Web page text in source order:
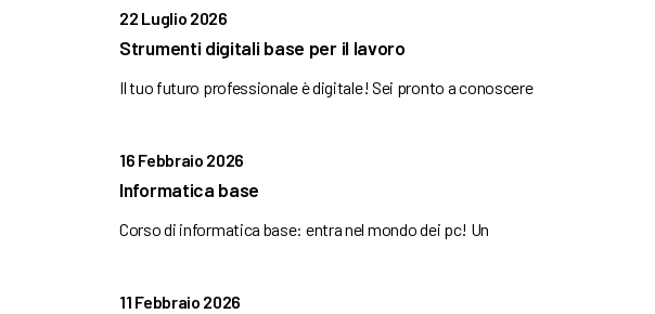
22 Luglio 2026
Strumenti digitali base per il lavoro
Il tuo futuro professionale è digitale! Sei pronto a conoscere
16 Febbraio 2026
Informatica base
Corso di informatica base: entra nel mondo dei pc! Un
11 Febbraio 2026